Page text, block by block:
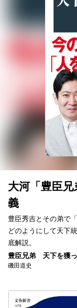
大河「豊臣
義
豊臣秀吉とその弟で
どのようにして天下
底解説。
豊臣兄弟 天下を獲
磯田道史